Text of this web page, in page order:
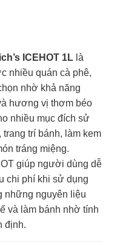
ICEHOT 1Llà
nhiều quán cà phê,
nhờ khả năng
hương vị thơm béo
nhiều mục đích sử
trí bánh, làm kem
tráng miệng.
giúp người dùng dễ
chi phí khi sử dụng
những nguyên liệu
và làm bánh nhờ tính
định.